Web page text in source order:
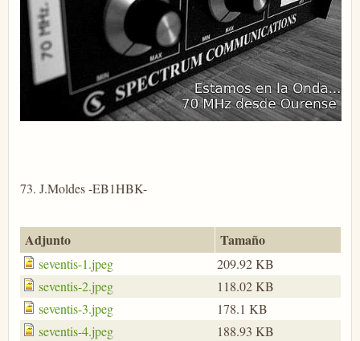
73. J.Moldes -EB1HBK-
Adjunto Tamaño
seventis-1.jpeg
209.92 KB
seventis-2.jpeg
118.02 KB
seventis-3.jpeg
178.1 KB
seventis-4.jpeg
188.93 KB